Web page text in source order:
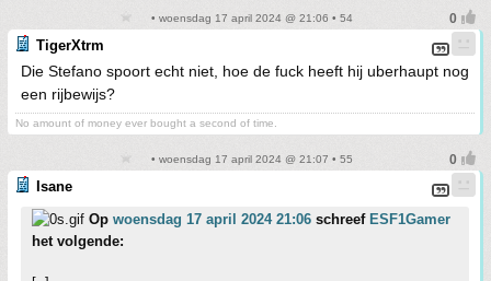
• woensdag 17 april 2024 @ 21:06 • 54
TigerXtrm
Die Stefano spoort echt niet, hoe de fuck heeft hij uberhaupt nog
een rijbewijs?
No amount of money ever bought a second of time.
• woensdag 17 april 2024 @ 21:07 • 55
Isane
Op woensdag 17 april 2024 21:06 schreef ESF1Gamer
het volgende: